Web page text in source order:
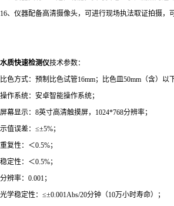
16、仪器配备高清摄像头，可进行现场执法取证拍摄，
水质快速检测仪技术参数：
比色方式：预制比色试管16mm；比色皿50mm（含）以下
操作系统：安卓智能操作系统；
屏幕显示：8英寸高清触摸屏，1024*768分辨率；
示值误差：≤±5%；
重复性：＜0.5%；
稳定性：＜0.5%；
分辨率：0.001；
光学稳定性：≤±0.001Abs/20分钟（10万小时寿命）；